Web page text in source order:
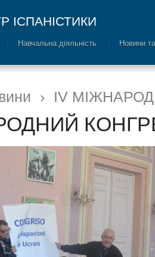
ІСПАНІСТИКИ
Навчальна діяльність Новини
› IV